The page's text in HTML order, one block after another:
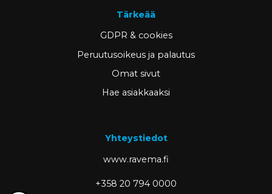
Tärkeää
GDPR & cookies
Peruutusoikeus ja palautus
Omat sivut
Hae asiakkaaksi
Yhteystiedot
www.ravema.fi
+358 20 794 0000